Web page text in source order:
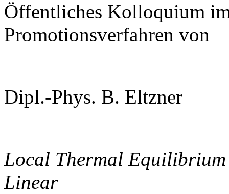
Öffentliches Kolloquium
Promotionsverfahren von
Dipl.-Phys. B. Eltzner
Local Thermal Equilibrium
Linear